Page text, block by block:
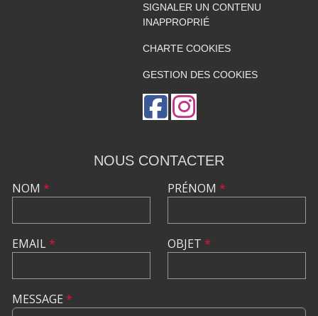
SIGNALER UN CONTENU
INAPPROPRIÉ
CHARTE COOKIES
GESTION DES COOKIES
NOUS CONTACTER
NOM *
EMAIL*
PRÉNOM *
OBJET *
MESSAGE *